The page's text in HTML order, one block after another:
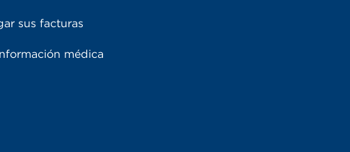
sus facturas
médica